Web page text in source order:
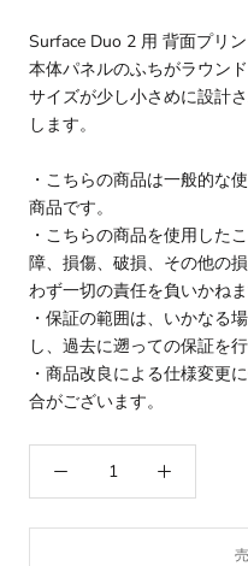
Surface Duo 2 用 背面プリ
本体パネルのふちがラウン
サイズが少し小さめに設計
します。
・こちらの商品は一般的な
商品です。
・こちらの商品を使用した
障、損傷、破損、その他の
わず一切の責任を負いかね
・保証の範囲は、いかなる
し、過去に遡っての保証を
・商品改良による仕様変更
合がございます。